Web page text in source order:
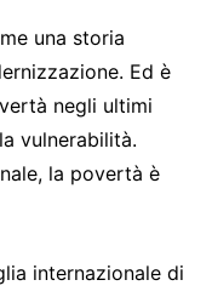
una storia
Ed è
negli ultimi
vulnerabilità.
la povertà è
internazionale di